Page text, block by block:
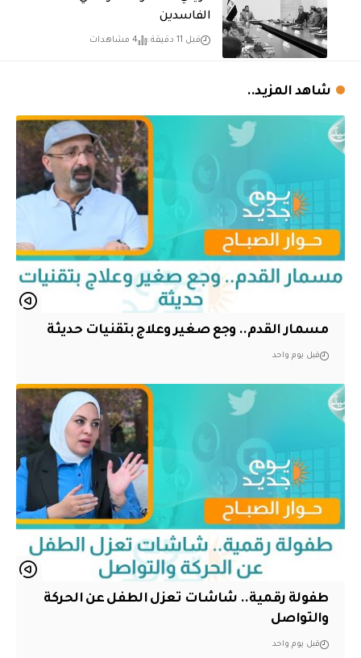
الفاسدين
قبل 11 دقيقة 4 مشاهدات
شاهد المزيد..
مسمار القدم.. وجع صغير وعلاج بتقنيات حديثة
قبل يوم واحد
طفولة رقمية.. شاشات تعزل الطفل عن الحركة
والتواصل
قبل يوم واحد